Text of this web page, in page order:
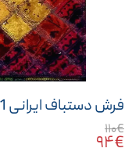
فرش دستباف ایرانی 637001
۱۱۰€
۹۴€